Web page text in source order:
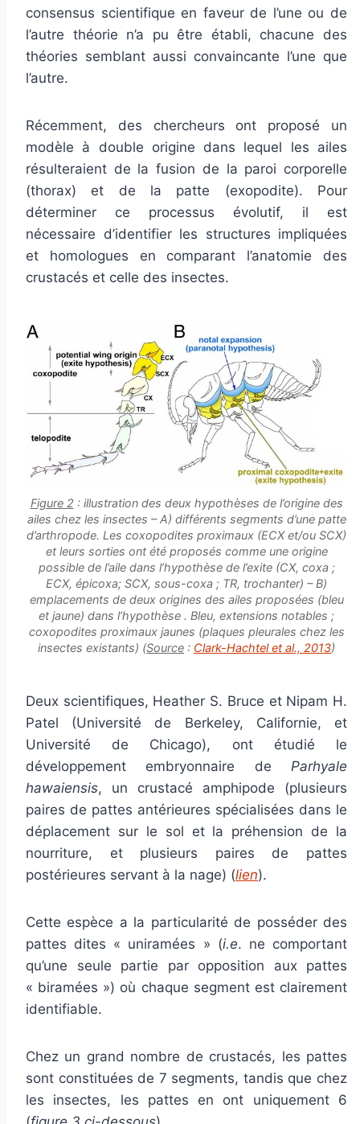
consensus scientifique en faveur de l’une ou de
l’autre théorie n’a pu être établi, chacune des
théories semblant aussi convaincante l’une que
l’autre.
Récemment, des chercheurs ont proposé un
modèle à double origine dans lequel les ailes
résulteraient de la fusion de la paroi corporelle
(thorax) et de la patte (exopodite). Pour
déterminer ce processus évolutif, il est
nécessaire d’identifier les structures impliquées
et homologues en comparant l’anatomie des
crustacés et celle des insectes.
Figure 2 : illustration des deux hypothèses de l’origine des
ailes chez les insectes – A) différents segments d’une patte
d’arthropode. Les coxopodites proximaux (ECX et/ou SCX)
et leurs sorties ont été proposés comme une origine
possible de l’aile dans l’hypothèse de l’exite (CX, coxa ;
ECX, épicoxa; SCX, sous-coxa ; TR, trochanter) – B)
emplacements de deux origines des ailes proposées (bleu
et jaune) dans l’hypothèse . Bleu, extensions notables ;
coxopodites proximaux jaunes (plaques pleurales chez les
insectes existants) (Source : Clark-Hachtelet al., 2013)
Deux scientifiques, Heather S. Bruce et Nipam H.
Patel (Université de Berkeley, Californie, et
Université de Chicago), ont étudié le
développement embryonnaire de Parhyale
hawaiensis, un crustacé amphipode (plusieurs
paires de pattes antérieures spécialisées dans le
déplacement sur le sol et la préhension de la
nourriture, et plusieurs paires de pattes
postérieures servant à la nage) (lien).
Cette espèce a la particularité de posséder des
pattes dites « uniramées » (i.e. ne comportant
qu’une seule partie par opposition aux pattes
« biramées ») où chaque segment est clairement
identifiable.
Chez un grand nombre de crustacés, les pattes
sont constituées de 7 segments, tandis que chez
les insectes, les pattes en ont uniquement 6